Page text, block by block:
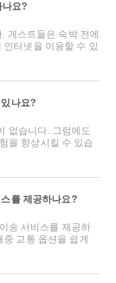
요?
게스트들은 숙박 전에
터넷을 이용할 수 있
나요?
없습니다. 그럼에도
을 향상시킬 수 있습
를 제공하나요?
송 서비스를 제공하
교통 옵션을 쉽게